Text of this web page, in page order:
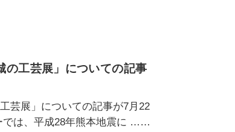
の工芸展」についての記事
芸展」についての記事が7月22
では、平成28年熊本地震に ……